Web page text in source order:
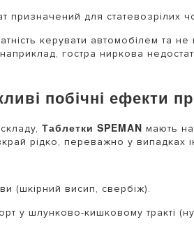
призначений для статевозрілих
керувати автомобілем та
гостра ниркова
побічні ефекти
Таблетки SPEMAN мають
рідко, переважно у випадках
(шкірний висип, свербіж).
у шлунково-кишковому тракті